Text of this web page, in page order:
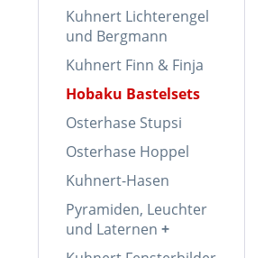
Kuhnert Lichterengel
und Bergmann
Kuhnert Finn & Finja
Hobaku Bastelsets
Osterhase Stupsi
Osterhase Hoppel
Kuhnert-Hasen
Pyramiden, Leuchter
und Laternen